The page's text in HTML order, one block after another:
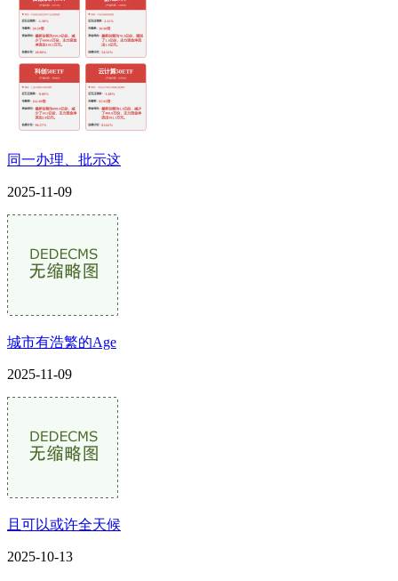
同一办理、批示这
2025-11-09
城市有浩繁的Age
2025-11-09
且可以或许全天候
2025-10-13